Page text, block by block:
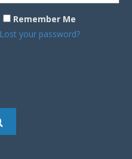
Remember Me
Lost your password?